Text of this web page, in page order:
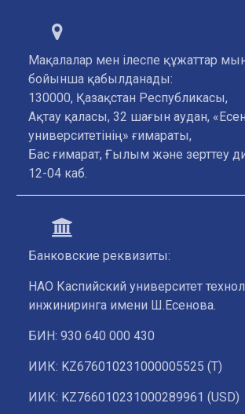
Мақалалар мен ілеспе құжаттар
бойынша қабылданады:
130000, Қазақстан Республикасы,
Ақтау қаласы, 32 шағын аудан,
университетінің» ғимараты,
Бас ғимарат, Ғылым және зерттеу
12-04 каб.
Банковские реквизиты:
НАО Каспийский университет
инжиниринга имени Ш.Есенова.
БИН: 930 640 000 430
ИИК: KZ676010231000005525 (T)
ИИК: KZ766010231000289961 (USD)